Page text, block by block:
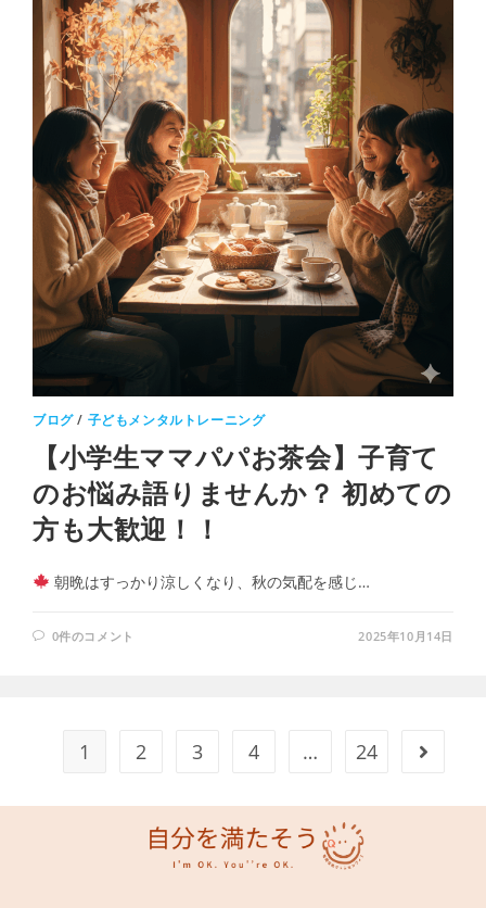
ブログ/ 子どもメンタルトレーニング
【小学生ママパパお茶会】子育て
のお悩み語りませんか？ 初めての
方も大歓迎！！
朝晩はすっかり涼しくなり、秋の気配を感じ…
0件のコメント 2025年10月14日
1 2 3 4 … 24 次のペー